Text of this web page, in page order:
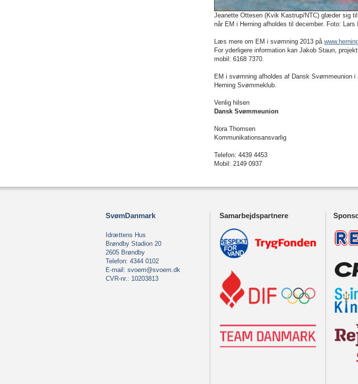
Jeanette Ottesen (Kvik Kastrup/NTC) glæder sig
når EM i Herning afholdes til december. Foto: Lars
Læs mere om EM i svømning 2013 på
For yderligere information kan Jakob Staun,
mobil: 6168 7370.
EM i svømning afholdes af Dansk Svømmeunion
Herning Svømmeklub.
Venlig hilsen
Dansk Svømmeunion
Nora Thomsen
Kommunikationsansvarlig
Telefon: 4439 4453
Mobil: 2149 0937
SvømDanmark
Idrættens Hus
Brøndby Stadion 20
2605 Brøndby
Telefon: 4344 0102
E-mail: svoem@svoem.dk
CVR-nr.: 10203813
Samarbejdspartnere